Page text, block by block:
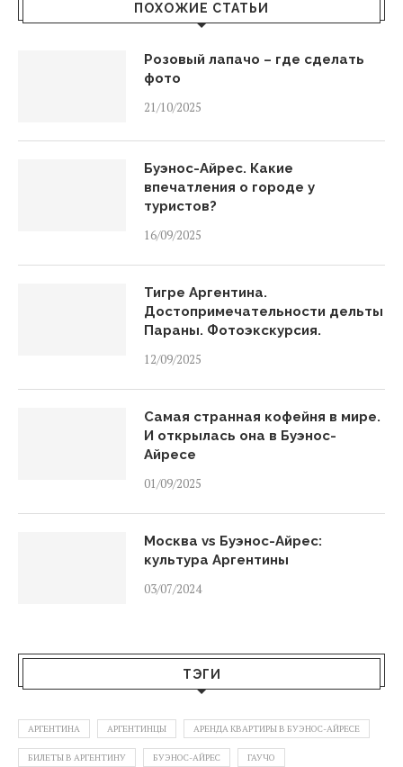
ПОХОЖИЕ СТАТЬИ
Розовый лапачо – где сделать
фото
21/10/2025
Буэнос-Айрес. Какие
впечатления о городе у
туристов?
16/09/2025
Тигре Аргентина.
Достопримечательности дельты
Параны. Фотоэкскурсия.
12/09/2025
Самая странная кофейня в мире.
И открылась она в Буэнос-
Айресе
01/09/2025
Москва vs Буэнос-Айрес:
культура Аргентины
03/07/2024
ТЭГИ
АРГЕНТИНА АРГЕНТИНЦЫ АРЕНДА КВАРТИРЫ В БУЭНОС-АЙРЕСЕ
БИЛЕТЫ В АРГЕНТИНУ БУЭНОС-АЙРЕС ГАУЧО